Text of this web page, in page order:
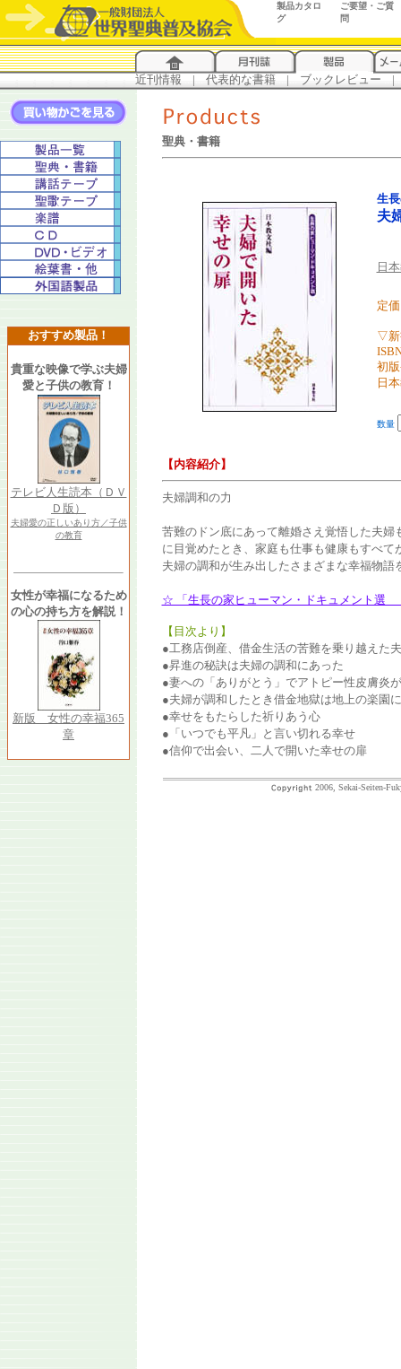
製品カタロ
グ
ご要望・ご質
問
近刊情報 | 代表的な書籍 | ブックレビュー |
おすすめ製品！
貴重な映像で学ぶ夫婦
愛と子供の教育！
テレビ人生読本（ＤＶ
Ｄ版）
夫婦愛の正しいあり方／子供
の教育
女性が幸福になるため
の心の持ち方を解説！
新版 女性の幸福365
章
聖典・書籍
生
夫
日
定
▽新
初
日
数量
【内容紹介】
夫婦調和の力
苦難のドン底にあって離婚さえ覚悟した夫
に目覚めたとき、家庭も仕事も健康もすべて
夫婦の調和が生み出したさまざまな幸福物
☆ 「生長の家ヒューマン・ドキュメント選
【目次より】
●工務店倒産、借金生活の苦難を乗り越えた
●昇進の秘訣は夫婦の調和にあった
●妻への「ありがとう」でアトピー性皮膚炎
●夫婦が調和したとき借金地獄は地上の楽園に
●幸せをもたらした祈りあう心
●「いつでも平凡」と言い切れる幸せ
●信仰で出会い、二人で開いた幸せの扉
2006, Sekai-Seiten-